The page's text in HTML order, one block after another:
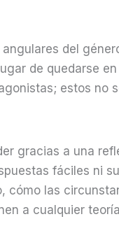
del
de quedarse
estos no
gracias a una
fáciles ni
cómo las
a cualquier